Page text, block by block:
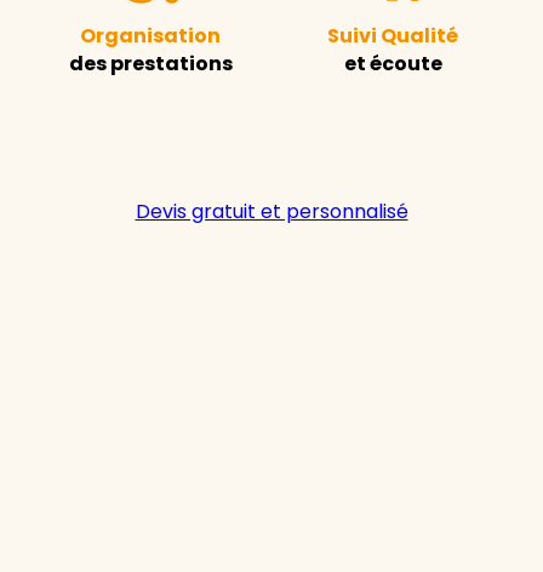
Organisation
des prestations
Suivi Qualité
et écoute
Devis gratuit et personnalisé